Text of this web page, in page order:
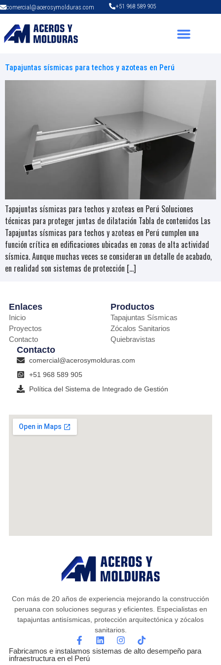
comercial@acerosymolduras.com +51 968 589 905
Tapajuntas sísmicas para techos y azoteas en Perú
Tapajuntas sísmicas para techos y azoteas en Perú Soluciones
técnicas para proteger juntas de dilatación Tabla de contenidos Las
Tapajuntas sísmicas para techos y azoteas en Perú cumplen una
función crítica en edificaciones ubicadas en zonas de alta actividad
sísmica. Aunque muchas veces se consideran un detalle de acabado,
en realidad son sistemas de protección […]
Con más de 20 años de experiencia mejorando la construcción
peruana con soluciones seguras y eficientes. Especialistas en
tapajuntas antisísmicas, protección arquitectónica y zócalos
sanitarios.
Fabricamos e instalamos sistemas de alto desempeño para
infraestructura en el Perú
Enlaces
Inicio
Proyectos
Contacto
Productos
Tapajuntas Sísmicas
Zócalos Sanitarios
Quiebravistas
Contacto
comercial@acerosymolduras.com
+51 968 589 905
Política del Sistema de Integrado de Gestión